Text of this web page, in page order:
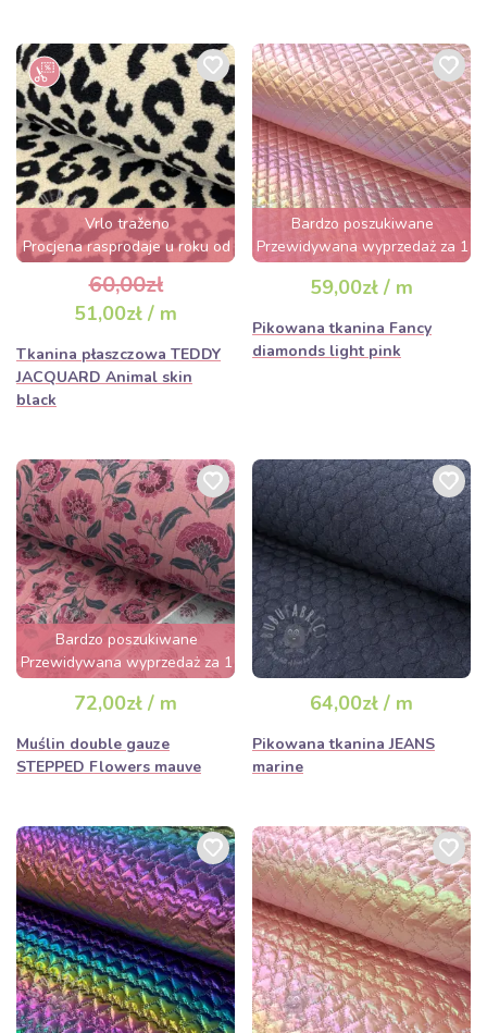
Vrlo traženo
Procjena rasprodaje u roku od
nekoliko sati
60,00zł
51,00zł / m
Tkanina płaszczowa TEDDY
JACQUARD Animal skin
black
Bardzo poszukiwane
Przewidywana wyprzedaż za 1
dzień
59,00zł / m
Pikowana tkanina Fancy
diamonds light pink
Bardzo poszukiwane
Przewidywana wyprzedaż za 1
dzień
72,00zł / m
Muślin double gauze
STEPPED Flowers mauve
64,00zł / m
Pikowana tkanina JEANS
marine